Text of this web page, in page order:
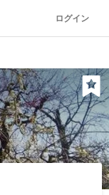
ログイン